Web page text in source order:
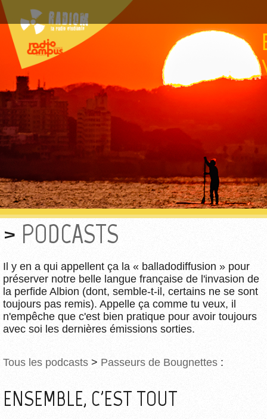
PODCASTS
Il y en a qui appellent ça la « balladodiffusion » pour
préserver notre belle langue française de l'invasion de
la perfide Albion (dont, semble-t-il, certains ne se sont
toujours pas remis). Appelle ça comme tu veux, il
n'empêche que c'est bien pratique pour avoir toujours
avec soi les dernières émissions sorties.
Tous les podcasts > Passeurs de Bougnettes :
ENSEMBLE, C'EST TOUT